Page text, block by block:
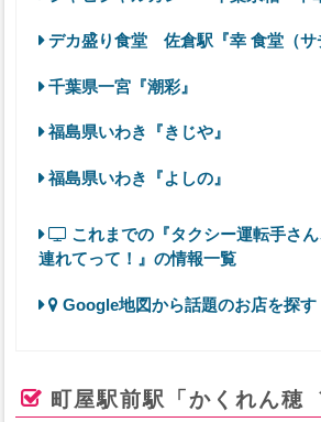
デカ盛り食堂 佐倉駅『幸 食堂（サ
千葉県一宮『潮彩』
福島県いわき『きじや』
福島県いわき『よしの』
これまでの『タクシー運転手さ
連れてって！』の情報一覧
Google地図から話題のお店を探す
町屋駅前駅「かくれん穂